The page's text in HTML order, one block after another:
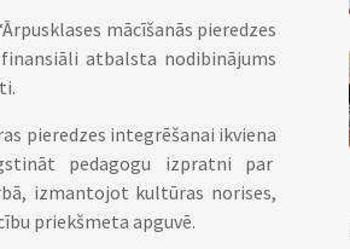
mācīšanās pieredzes
atbalsta nodibinājums
pieredzes integrēšanai ikviena
pedagogu izpratni par
izmantojot kultūras norises,
priekšmeta apguvē.